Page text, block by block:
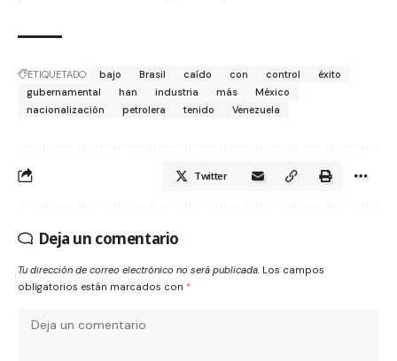
ETIQUETADO: bajo Brasil caído con control
éxito
gubernamental
han industria más
México
nacionalización
petrolera tenido Venezuela
Twitter
Deja un comentario
Tu dirección de correo electrónico no será publicada. Los campos
obligatorios están marcados con *